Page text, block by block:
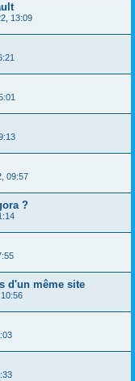
13:09
09:57
?
d'un même site